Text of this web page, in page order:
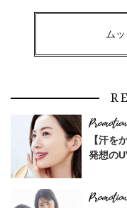
ム
【汗を
発想の